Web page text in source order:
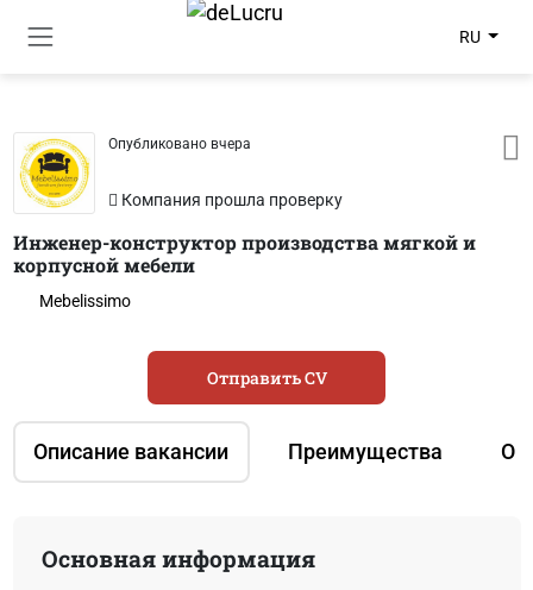
RU
Опубликовано вчера
Компания прошла проверку
Инженер-конструктор производства мягкой и
корпусной мебели
Mebelissimo
Описание вакансии Преимущества О
Отправить CV
Основная информация